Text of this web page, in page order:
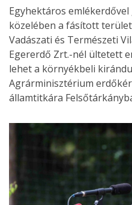
Egyhektáros
közelében a fásított
Vadászati és Természeti
Egererdő Zrt.-nél ültetett
lehet a környékbeli
Agrárminisztérium
államtitkára